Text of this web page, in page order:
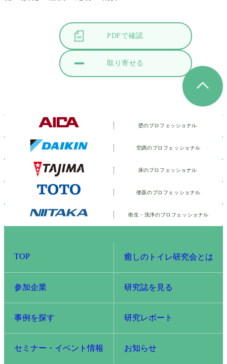
PDFで確認
取り寄せる
壁のプロフェッショナル
空調のプロフェッショナル
床のプロフェッショナル
便器のプロフェッショナル
衛生・洗浄のプロフェッショナル
TOP 癒しのトイレ研究会とは
参加企業 研究誌を見る
事例を探す 研究レポート
セミナー・イベント情報 お知らせ